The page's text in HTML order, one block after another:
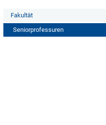
Fakultät
Seniorprofessuren